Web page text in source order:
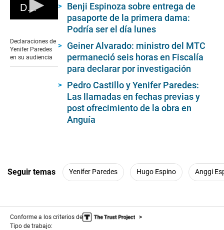
s
e
c
n
d
s
Declaraciones de Yenifer Paredes en su audiencia
of
0
seconds
Declaraciones de
Yenifer Paredes
en su audiencia
Benji Espinoza sobre entrega de
pasaporte de la primera dama:
Podría ser el día lunes
Geiner Alvarado: ministro del MTC
permaneció seis horas en Fiscalía
para declarar por investigación
Pedro Castillo y Yenifer Paredes:
Las llamadas en fechas previas y
post ofrecimiento de la obra en
Anguía
Seguir temas Yenifer Paredes Hugo Espino Anggi
Conforme a los criterios de
Tipo de trabajo: